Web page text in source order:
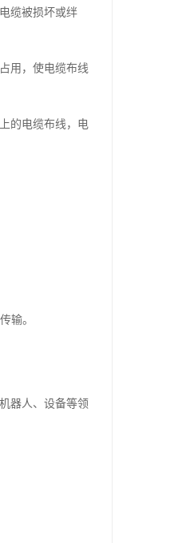
缆被损坏或绊
用，使电缆布线
的电缆布线，电
输。
器人、设备等领